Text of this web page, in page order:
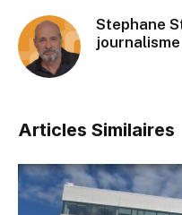
Stephane
Articles Similaires